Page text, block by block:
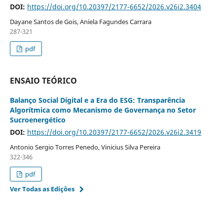
DOI: https://doi.org/10.20397/2177-6652/2026.v26i2.3404
Dayane Santos de Gois, Aniela Fagundes Carrara
287-321
pdf
ENSAIO TEÓRICO
Balanço Social Digital e a Era do ESG: Transparência
Algorítmica como Mecanismo de Governança no Setor
Sucroenergético
DOI: https://doi.org/10.20397/2177-6652/2026.v26i2.3419
Antonio Sergio Torres Penedo, Vinicius Silva Pereira
322-346
pdf
Ver Todas as Edições